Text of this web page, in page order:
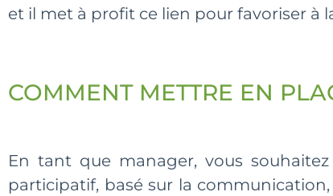
et il met à profit ce lien pour favoriser à
COMMENT METTRE EN
En tant que manager, vous
participatif, basé sur la